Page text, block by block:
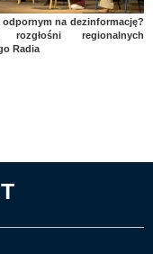
odpornym na dezinformację?
rozgłośni regionalnych
Radia